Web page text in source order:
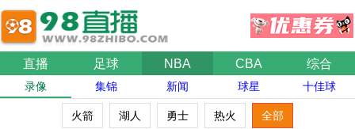
直播 足球 NBA CBA 综合
录像 集锦 新闻 球星 十佳球
火箭 湖人 勇士 热火 全部